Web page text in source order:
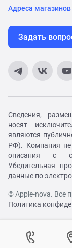
Адреса
Задать
Сведения,
носят
являются
РФ). Компания не
описания с
Убедительная
данные по
© Apple-nova. Все
Политика
Контактный
Укажите ваш
Изменение
Как вам удобнее
Войти в личный